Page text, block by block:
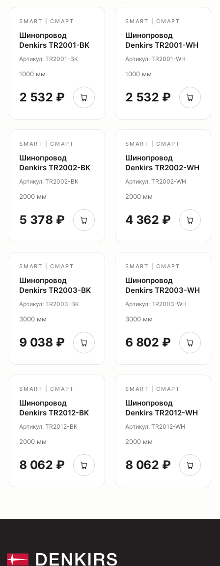
SMART | СМАРТ
Шинопровод
Denkirs TR2001-BK
Артикул: TR2001-BK
1000 мм
2 532 ₽
SMART | СМАРТ
Шинопровод
Denkirs TR2001-WH
Артикул: TR2001-WH
1000 мм
2 532 ₽
SMART | СМАРТ
Шинопровод
Denkirs TR2002-BK
Артикул: TR2002-BK
2000 мм
5 378 ₽
SMART | СМАРТ
Шинопровод
Denkirs TR2002-WH
Артикул: TR2002-WH
2000 мм
4 362 ₽
SMART | СМАРТ
Шинопровод
Denkirs TR2003-BK
Артикул: TR2003-BK
3000 мм
9 038 ₽
SMART | СМАРТ
Шинопровод
Denkirs TR2003-WH
Артикул: TR2003-WH
3000 мм
6 802 ₽
SMART | СМАРТ
Шинопровод
Denkirs TR2012-BK
Артикул: TR2012-BK
2000 мм
8 062 ₽
SMART | СМАРТ
Шинопровод
Denkirs TR2012-WH
Артикул: TR2012-WH
2000 мм
8 062 ₽
Каталог
О нас
Партнерам
Монтажным организациям
Главная
+7 (495) 108-49-68
opt@denkirs.ru
Дизайнерам
Сотрудничество
Торговым компаниям
Проекты
обработки персональных данных